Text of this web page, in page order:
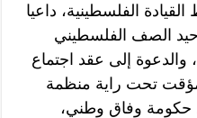
الفلسطينية، داعيا
الصف الفلسطيني
والدعوة إلى عقد اجتماع
تحت راية منظمة
حكومة وفاق وطني،